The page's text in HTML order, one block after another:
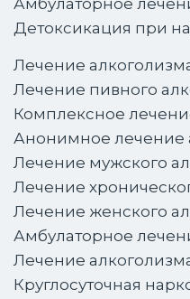
Амбулаторное
Детоксикация при
Лечение
Лечение пивного
Комплексное
Анонимное лечение
Лечение мужского
Лечение
Лечение женского
Амбулаторное
Лечение
Круглосуточная